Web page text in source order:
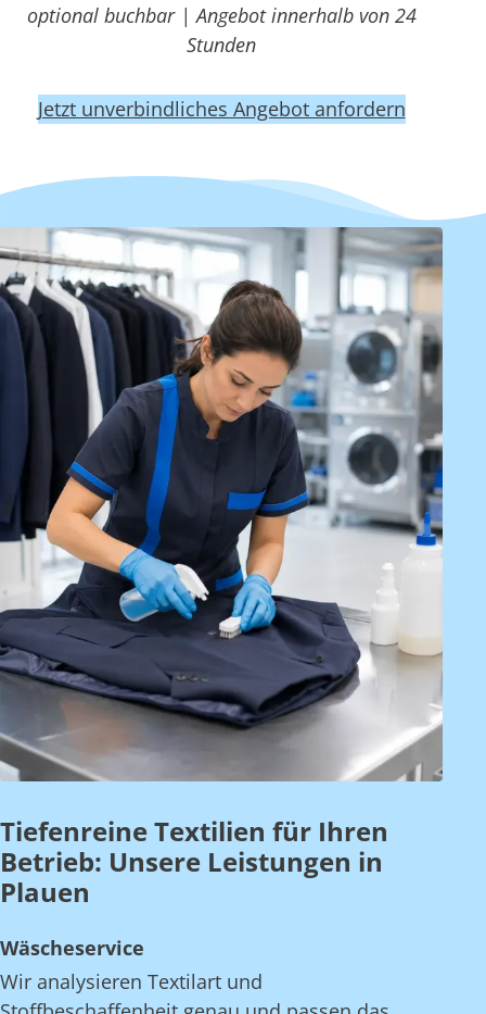
optional buchbar | Angebot innerhalb von 24
Stunden
Jetzt unverbindliches Angebot anfordern
Tiefenreine Textilien für Ihren
Betrieb: Unsere Leistungen in
Plauen
Wäscheservice
Wir analysieren Textilart und